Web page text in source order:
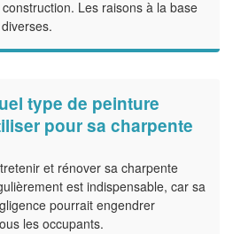
Les raisons à la base
type de peinture
pour sa charpente
et rénover sa charpente
est indispensable, car sa
pourrait engendrer
les occupants.